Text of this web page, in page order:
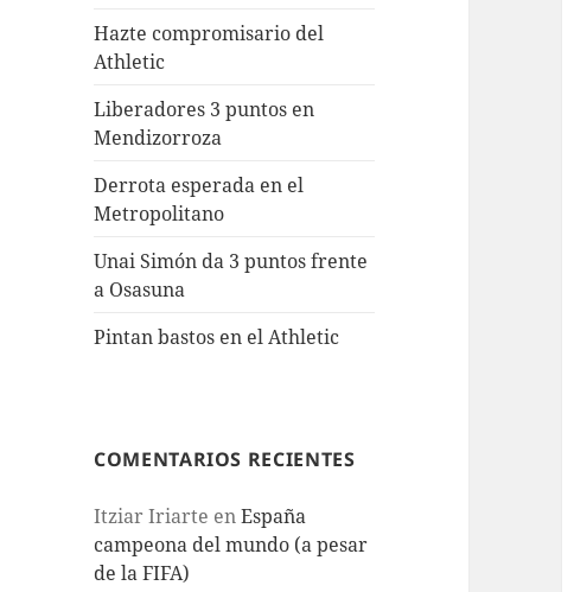
Hazte compromisario del
Athletic
Liberadores 3 puntos en
Mendizorroza
Derrota esperada en el
Metropolitano
Unai Simón da 3 puntos frente
a Osasuna
Pintan bastos en el Athletic
COMENTARIOS RECIENTES
Itziar Iriarte enEspaña
campeona del mundo (a pesar
de la FIFA)